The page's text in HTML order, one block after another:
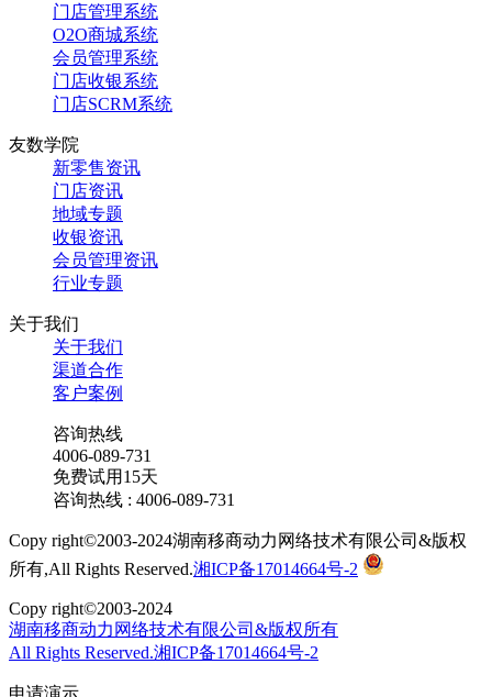
门店管理系统
O2O商城系统
会员管理系统
门店收银系统
门店SCRM系统
友数学院
新零售资讯
门店资讯
地域专题
收银资讯
会员管理资讯
行业专题
关于我们
关于我们
渠道合作
客户案例
咨询热线
4006-089-731
免费试用15天
咨询热线 : 4006-089-731
Copy right©2003-2024湖南移商动力网络技术有限公司&版权
所有,All Rights Reserved.湘ICP备17014664号-2
Copy right©2003-2024
湖南移商动力网络技术有限公司&版权所有
All Rights Reserved.湘ICP备17014664号-2